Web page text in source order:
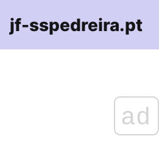
jf-sspedreira.pt
ad